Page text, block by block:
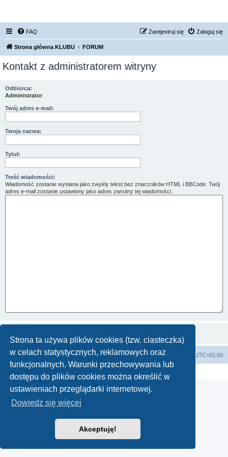
Strona ta używa plików cookies (tzw. ciasteczka)
w celach statystycznych, reklamowych oraz
funkcjonalnych. Warunki przechowywania lub
dostępu do plików cookies można określić w
ustawieniach przeglądarki internetowej.
Dowiedz się więcej
Akceptuję!
FAQ Zaloguj się
Zarejestruj się
Strona główna KLUBU FORUM
Kontakt z administratorem witryny
Odbiorca:
Administrator
Twój adres e-mail:
Twoja nazwa:
Tytuł:
Treść wiadomości:
Wiadomość zostanie wysłana jako zwykły tekst bez znaczników HTML i BBCode. Twój
adres e-mail zostanie ustawiony jako adres zwrotny tej wiadomości.
Strona główna KLUBU FORUM Strefa czasowa UTC+01:00
Technologię dostarczaphpBB® Forum Software © phpBB Limited
Polski pakiet językowy dostarczaphpBB.pl